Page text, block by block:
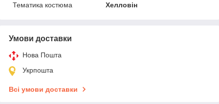
Тематика костюма
Хелловін
Умови доставки
Нова Пошта
Укрпошта
Всі умови доставки